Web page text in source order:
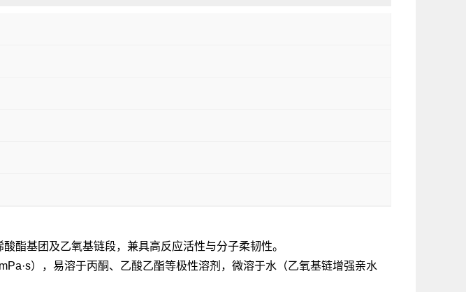
酯基团及乙氧基链段，兼具高反应活性与分子柔韧性。
），易溶于丙酮、乙酸乙酯等极性溶剂，微溶于水（乙氧基链增强亲水